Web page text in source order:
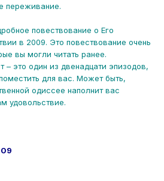
переживание.
повествование о Его
в 2009. Это повествование очень
вы могли читать ранее.
– это один из двенадцати эпизодов,
для вас. Может быть,
одиссее наполнит вас
удовольствие.